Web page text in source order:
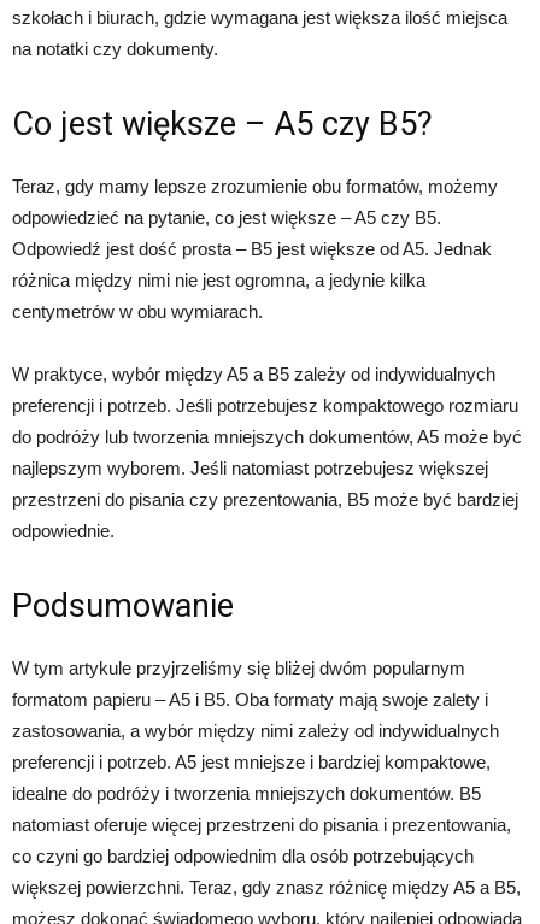
szkołach i biurach, gdzie wymagana jest większa ilość miejsca
na notatki czy dokumenty.
Co jest większe – A5 czy B5?
Teraz, gdy mamy lepsze zrozumienie obu formatów, możemy
odpowiedzieć na pytanie, co jest większe – A5 czy B5.
Odpowiedź jest dość prosta – B5 jest większe od A5. Jednak
różnica między nimi nie jest ogromna, a jedynie kilka
centymetrów w obu wymiarach.
W praktyce, wybór między A5 a B5 zależy od indywidualnych
preferencji i potrzeb. Jeśli potrzebujesz kompaktowego rozmiaru
do podróży lub tworzenia mniejszych dokumentów, A5 może być
najlepszym wyborem. Jeśli natomiast potrzebujesz większej
przestrzeni do pisania czy prezentowania, B5 może być bardziej
odpowiednie.
Podsumowanie
W tym artykule przyjrzeliśmy się bliżej dwóm popularnym
formatom papieru – A5 i B5. Oba formaty mają swoje zalety i
zastosowania, a wybór między nimi zależy od indywidualnych
preferencji i potrzeb. A5 jest mniejsze i bardziej kompaktowe,
idealne do podróży i tworzenia mniejszych dokumentów. B5
natomiast oferuje więcej przestrzeni do pisania i prezentowania,
co czyni go bardziej odpowiednim dla osób potrzebujących
większej powierzchni. Teraz, gdy znasz różnicę między A5 a B5,
możesz dokonać świadomego wyboru, który najlepiej odpowiada